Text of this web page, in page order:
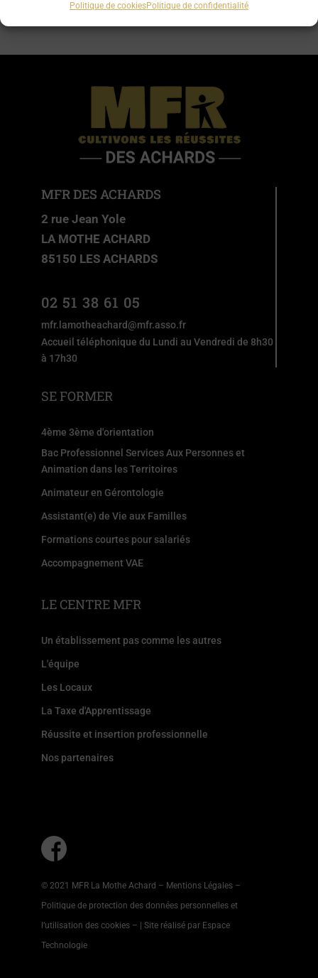
Politique de cookiesPolitique de confidentialité
MFR DES ACHARDS
2 rue Jean Yole
LA MOTHE ACHARD
85150 LES ACHARDS
02 51 38 61 05
mfr.lamotheachard@mfr.asso.fr
Accueil téléphonique du Lundi au Vendredi de 8h30
à 17h30
SE FORMER
4ème 3ème d'orientation
Bac Professionnel Services Aux Personnes et
Animation dans les Territoires
Animateur en Gérontologie
Assistant(e) de Vie aux Familles
Formations courtes pour salariés
Accompagnement VAE
LE CENTRE MFR
Un établissement pas comme les autres
L'équipe
Les Locaux
La Taxe d'Apprentissage
Réussite et insertion professionnelle
Nos partenaires
© 2021 MFR La Mothe Achard – Mentions Légales –
Politique de protection des données personnelles et
l’utilisation des cookies –
| Site réalisé par Espace
Technologie